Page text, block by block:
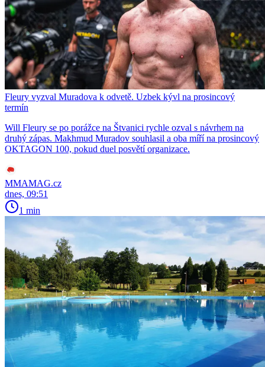
Fleury vyzval Muradova k odvetě. Uzbek kývl na prosincový
termín
Will Fleury se po porážce na Štvanici rychle ozval s návrhem na
druhý zápas. Makhmud Muradov souhlasil a oba míří na prosincový
OKTAGON 100, pokud duel posvětí organizace.
MMAMAG.cz
dnes, 09:51
1 min